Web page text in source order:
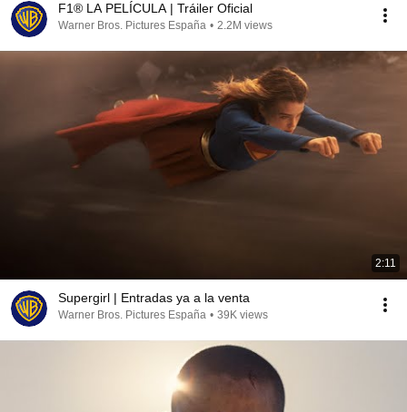
F1® LA PELÍCULA | Tráiler Oficial
Warner Bros. Pictures España • 2.2M views
2:11
Supergirl | Entradas ya a la venta
Warner Bros. Pictures España • 39K views